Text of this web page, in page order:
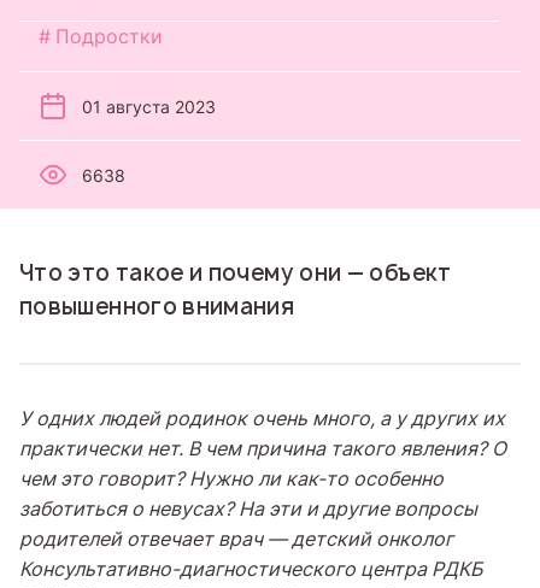
Подростки
01 августа 2023
6638
Что это такое и почему они — объект
повышенного внимания
У одних людей родинок очень много, а у других их
практически нет. В чем причина такого явления? О
чем это говорит? Нужно ли как-то особенно
заботиться о невусах? На эти и другие вопросы
родителей отвечает врач — детский онколог
Консультативно-диагностического центра РДКБ